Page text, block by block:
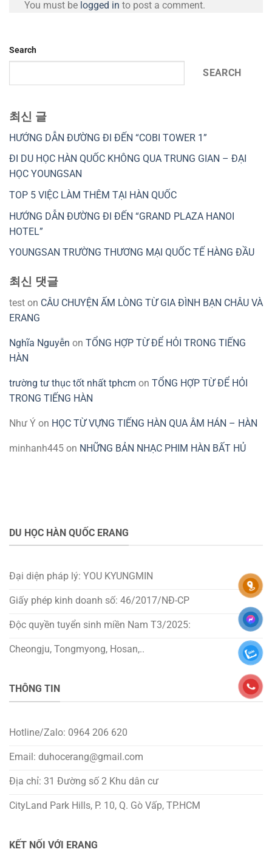
You must be logged in to post a comment.
Search
SEARCH
최신 글
HƯỚNG DẪN ĐƯỜNG ĐI ĐẾN “COBI TOWER 1”
ĐI DU HỌC HÀN QUỐC KHÔNG QUA TRUNG GIAN – ĐẠI
HỌC YOUNGSAN
TOP 5 VIỆC LÀM THÊM TẠI HÀN QUỐC
HƯỚNG DẪN ĐƯỜNG ĐI ĐẾN “GRAND PLAZA HANOI
HOTEL”
YOUNGSAN TRƯỜNG THƯƠNG MẠI QUỐC TẾ HÀNG ĐẦU
최신 댓글
test on CÂU CHUYỆN ẤM LÒNG TỪ GIA ĐÌNH BẠN CHÂU VÀ
ERANG
Nghĩa Nguyễn on TỔNG HỢP TỪ ĐỂ HỎI TRONG TIẾNG
HÀN
trường tư thục tốt nhất tphcm on TỔNG HỢP TỪ ĐỂ HỎI
TRONG TIẾNG HÀN
Như Ý on HỌC TỪ VỰNG TIẾNG HÀN QUA ÂM HÁN – HÀN
minhanh445 on NHỮNG BẢN NHẠC PHIM HÀN BẤT HỦ
DU HỌC HÀN QUỐC ERANG
Đại diện pháp lý: YOU KYUNGMIN
Giấy phép kinh doanh số: 46/2017/NĐ-CP
Độc quyền tuyển sinh miền Nam T3/2025:
Cheongju, Tongmyong, Hosan,..
THÔNG TIN
Hotline/Zalo: 0964 206 620
Email: duhocerang@gmail.com
Địa chỉ: 31 Đường số 2 Khu dân cư
CityLand Park Hills, P. 10, Q. Gò Vấp, TP.HCM
KẾT NỐI VỚI ERANG